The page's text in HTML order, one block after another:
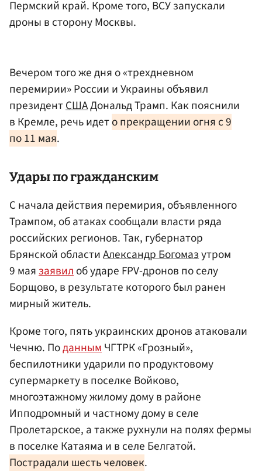
Пермский край. Кроме того, ВСУ запускали
дроны в сторону Москвы.
Вечером того же дня о «трехдневном
перемирии» России и Украины объявил
президентСШАДональд Трамп. Как пояснили
в Кремле, речь идето прекращении огня с 9
по 11 мая.
Удары по гражданским
С начала действия перемирия, объявленного
Трампом, об атаках сообщали власти ряда
российских регионов. Так, губернатор
Брянской областиАлександр Богомазутром
9 маязаявилоб ударе FPV-дронов по селу
Борщово, в результате которого был ранен
мирный житель.
Кроме того, пять украинских дронов атаковали
Чечню. ПоданнымЧГТРК «Грозный»,
беспилотники ударили по продуктовому
супермаркету в поселке Войково,
многоэтажному жилому дому в районе
Ипподромный и частному дому в селе
Пролетарское, а также рухнули на полях фермы
в поселке Катаяма и в селе Белгатой.
Пострадали шесть человек.